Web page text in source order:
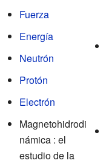
Fuerza
Energía
Neutrón
Protón
Electrón
Magnetohidrodi
námica : el
estudio de la